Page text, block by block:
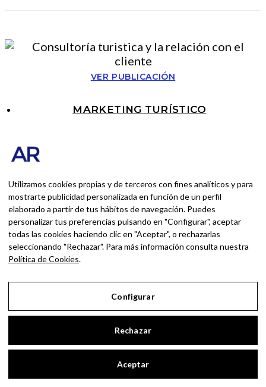
VER PUBLICACIÓN
MARKETING TURÍSTICO
Acabando con la farsa
de que «el cliente
siempre tiene la razón»
ANDRÉS ROMERO
DEJA UNA RESPUESTA
Tu dirección de correo electrónico no será publicada.Los
campos obligatorios están marcados con
Utilizamos cookies propias y de terceros con fines analíticos y para
mostrarte publicidad personalizada en función de un perfil
elaborado a partir de tus hábitos de navegación. Puedes
personalizar tus preferencias pulsando en "Configurar", aceptar
todas las cookies haciendo clic en "Aceptar", o rechazarlas
seleccionando "Rechazar". Para más información consulta nuestra
Política de Cookies.
Configurar
Rechazar
Aceptar